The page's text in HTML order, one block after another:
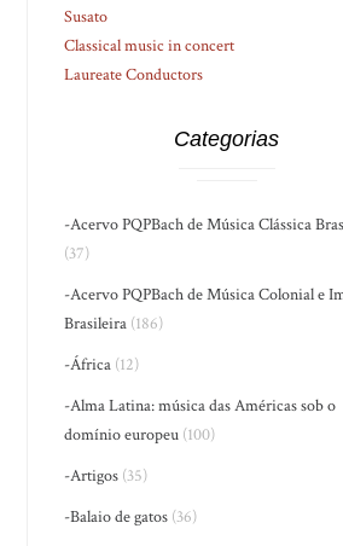
Susato
Classical music in concert
Laureate Conductors
Categorias
-Acervo PQPBach de Música Clássica
(37)
-Acervo PQPBach de Música Colonial e
Brasileira (186)
-África (12)
-Alma Latina: música das Américas sob o
domínio europeu (100)
-Artigos (35)
-Balaio de gatos (36)